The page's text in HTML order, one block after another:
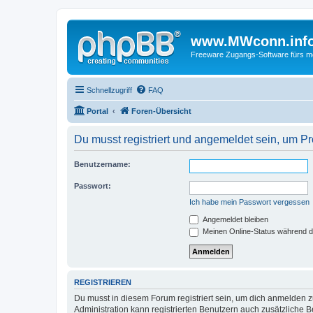
Freeware Zugangs-Software fürs
Schnellzugriff FAQ
Portal Foren-Übersicht
Du musst registriert und angemeldet sein, um
Benutzername:
Passwort:
Ich habe mein Passwort vergessen
Angemeldet bleiben
Meinen Online-Status während
REGISTRIEREN
Du musst in diesem Forum registriert sein, um dich
Administration kann registrierten Benutzern auch zusätzliche